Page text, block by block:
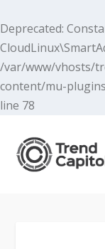
Deprecated:
/var/www/vhosts/
content/mu-
line 78